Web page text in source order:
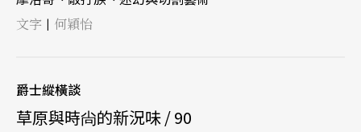
文字 | 何穎怡
爵士縱橫談
草原與時尙的新況味 / 90